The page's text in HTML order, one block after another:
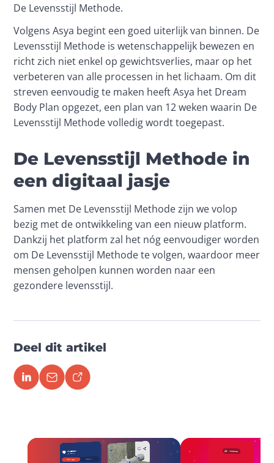
De Levensstijl Methode.
Volgens Asya begint een goed uiterlijk van binnen. De
Levensstijl Methode is wetenschappelijk bewezen en
richt zich niet enkel op gewichtsverlies, maar op het
verbeteren van alle processen in het lichaam. Om dit
streven eenvoudig te maken heeft Asya het Dream
Body Plan opgezet, een plan van 12 weken waarin De
Levensstijl Methode volledig wordt toegepast.
De Levensstijl Methode in
een digitaal jasje
Samen met De Levensstijl Methode zijn we volop
bezig met de ontwikkeling van een nieuw platform.
Dankzij het platform zal het nóg eenvoudiger worden
om De Levensstijl Methode te volgen, waardoor meer
mensen geholpen kunnen worden naar een
gezondere levensstijl.
Deel dit artikel